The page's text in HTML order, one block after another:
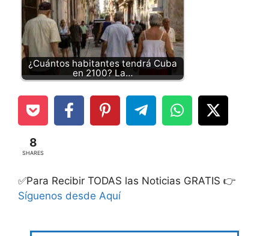
¿Cuántos habitantes tendrá Cuba
en 2100? La…
8
SHARES
✅Para Recibir TODAS las Noticias GRATIS 👉
Síguenos desde Aquí